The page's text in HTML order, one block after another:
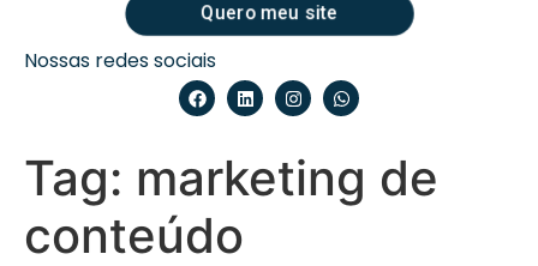
Quero meu site
Nossas redes sociais
Tag: marketing de
conteúdo